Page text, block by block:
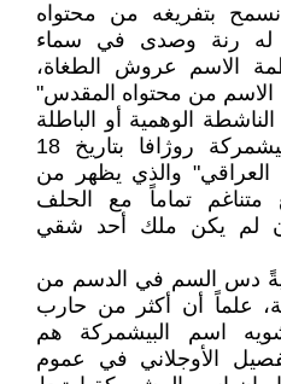
بتفريغه من محتواه
له رنة وصدى في سماء
الاسم عروش الطغاة،
من محتواه المقدس"
الوهمية أو الباطلة
گولي فيلي، مادتها حول بيشمركة روژافا بتاريخ 18
العراقي" والذي يظهر من
متناغم تماماً مع الحلف
إن لم يكن ملك أحد شقي
دس السم في الدسم من
علماً أن أكثر من حارب
اسم البيشمركة هم
الأوجلاني في عموم